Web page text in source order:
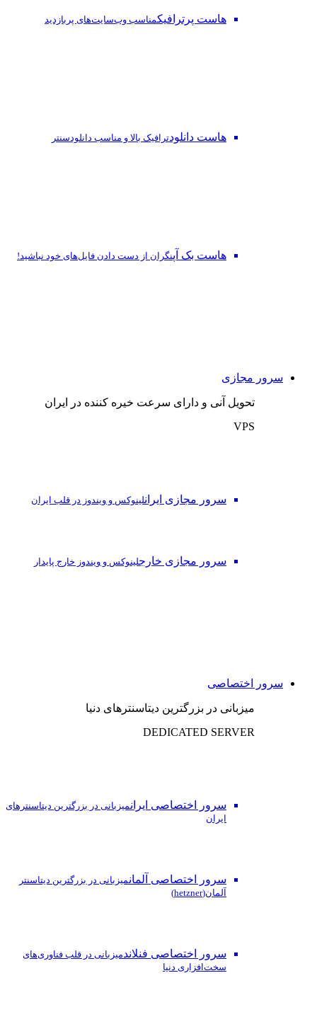
هاست پرترافیکمناسب وب‌سایت‌های پربازدید
هاست دانلودترافیک بالا و مناسب دانلودسنتر
هاست بک آپنگران از دست‌ دادن فایل‌های خود نباشید!
سرور مجازی
تحویل آنی و دارای سرعت خیره کننده در ایران
VPS
سرور مجازی ایرانلینوکس و ویندوز در قلب ایران
سرور مجازی خارجلینوکس و ویندوز خارج پایدار
سرور اختصاصی
میزبانی در بزرگترین دیتاسنترهای دنیا
DEDICATED SERVER
سرور اختصاصی ایرانمیزبانی در بزرگترین دیتاسنترهای
ایران
سرور اختصاصی آلمانمیزبانی در بزرگترین دیتاسنتر
آلمان(hetzner)
سرور اختصاصی فنلاندمیزبانی در قلب فناوری‌های
سخت‌افزاری دنیا